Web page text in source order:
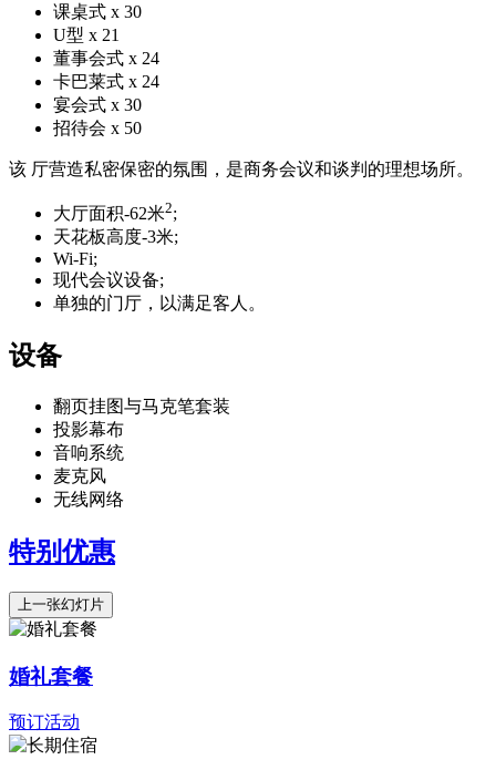
课桌式 x 30
U型 x 21
董事会式 x 24
卡巴莱式 x 24
宴会式 x 30
招待会 x 50
该 厅营造私密保密的氛围，是商务会议和谈判的理想场所。
大厅面积-62米2;
天花板高度-3米;
Wi-Fi;
现代会议设备;
单独的门厅，以满足客人。
设备
翻页挂图与马克笔套装
投影幕布
音响系统
麦克风
无线网络
特别优惠
上一张幻灯片
婚礼套餐
预订活动